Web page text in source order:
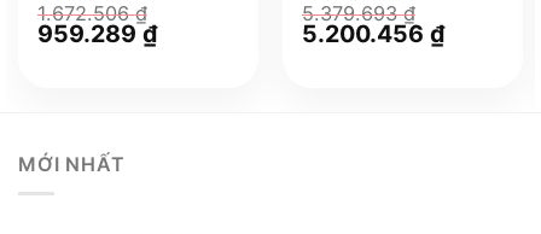
1.672.506₫
Giá
gốc
959.289₫Giá
hiện
5.379.693₫
Giá
gốc
5.200.456 ₫Giá
hiện
MỚI NHẤT